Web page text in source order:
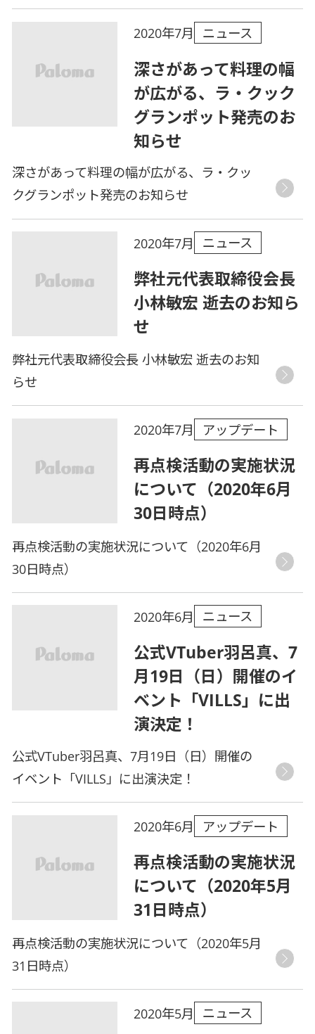
2020年7月 ニュース
深さがあって料理の幅
が広がる、ラ・クック
グランポット発売のお
知らせ
深さがあって料理の幅が広がる、ラ・クッ
クグランポット発売のお知らせ
2020年7月 ニュース
弊社元代表取締役会長
小林敏宏 逝去のお知ら
せ
弊社元代表取締役会長 小林敏宏 逝去のお知
らせ
2020年7月 アップデート
再点検活動の実施状況
について（2020年6月
30日時点）
再点検活動の実施状況について（2020年6月
30日時点）
2020年6月 ニュース
公式VTuber羽呂真、7
月19日（日）開催のイ
ベント「VILLS」に出
演決定！
公式VTuber羽呂真、7月19日（日）開催の
イベント「VILLS」に出演決定！
2020年6月 アップデート
再点検活動の実施状況
について（2020年5月
31日時点）
再点検活動の実施状況について（2020年5月
31日時点）
2020年5月 ニュース